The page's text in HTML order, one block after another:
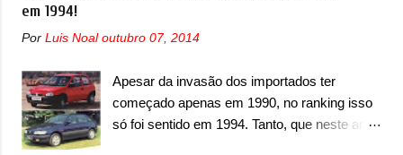
sobrecarga do microprocessador do Módulo
causar a perda de força motriz, requerendo a
atualização do software do modulo de...
do motor 1.0 12v Turbo Flex, conhecido
a Fiat Strada soube ser mutável com
avanços importantes que a concorrência
nunca conseguiu acompanhar e agora ela
em 1994!
Por Luis Noal outubro 07, 2014
Apesar da invasão dos importados ter
começado apenas em 1990, no ranking isso
só foi sentido em 1994. Tanto, que neste ano,